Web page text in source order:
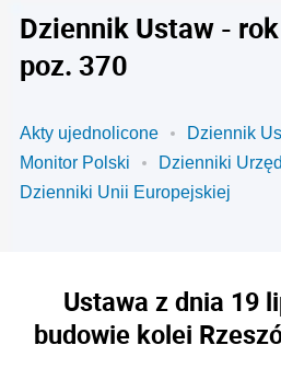
Dziennik Ustaw -
poz. 370
Akty ujednolicone
Dziennik
Monitor Polski
Dzienniki
Dzienniki Unii Europejskiej
Ustawa z dnia 19
budowie kolei